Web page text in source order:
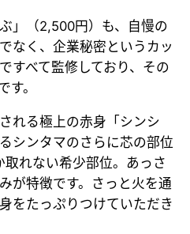
」（2,500円）も、自慢の
なく、企業秘密というカッ
すべて監修しており、その
す。
れる極上の赤身「シンシ
シンタマのさらに芯の部位
取れない希少部位。あっさ
が特徴です。さっと火を通
をたっぷりつけていただき